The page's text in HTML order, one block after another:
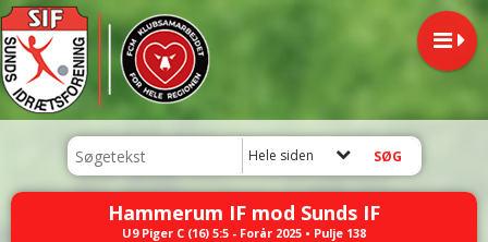
Hele siden
Hammerum IF mod Sunds IF
U9 Piger C (16) 5:5 - Forår 2025 • Pulje 138